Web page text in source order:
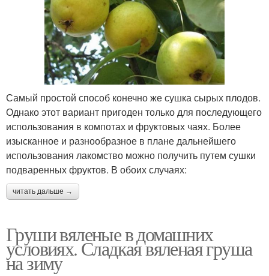
Самый простой способ конечно же сушка сырых плодов.
Однако этот вариант пригоден только для последующего
использования в компотах и фруктовых чаях. Более
изысканное и разнообразное в плане дальнейшего
использования лакомство можно получить путем сушки
подваренных фруктов. В обоих случаях:
читать дальше →
Груши вяленые в домашних
условиях. Сладкая вяленая груша
на зиму